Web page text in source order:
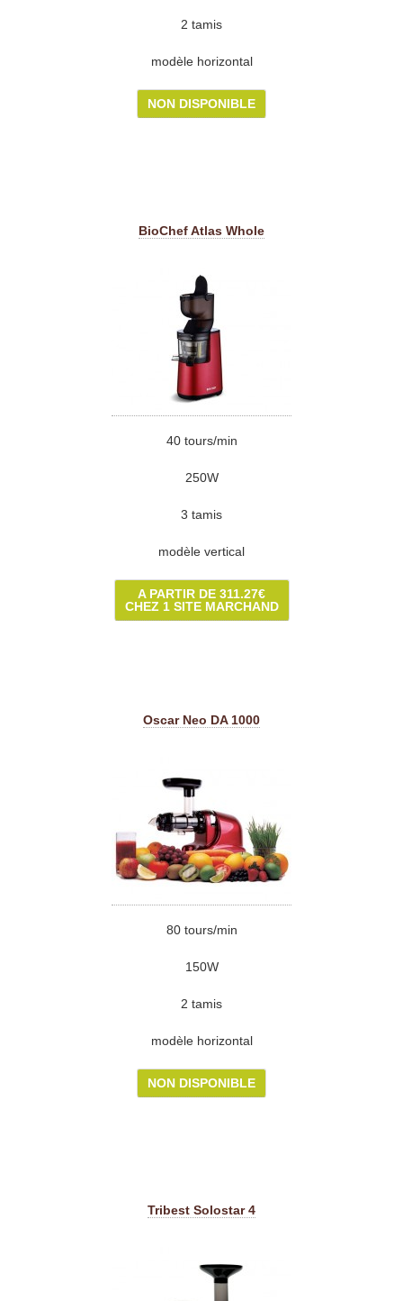
2 tamis
modèle horizontal
NON DISPONIBLE
BioChef Atlas Whole
40 tours/min
250W
3 tamis
modèle vertical
A PARTIR DE 311.27€
CHEZ 1 SITE MARCHAND
Oscar Neo DA 1000
80 tours/min
150W
2 tamis
modèle horizontal
NON DISPONIBLE
Tribest Solostar 4